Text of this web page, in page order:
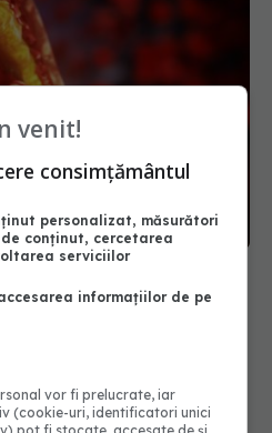
"bun", mai riscant
venit!
consimțământul
personalizat, măsurători
conținut, cercetarea
serviciilor
informațiilor de pe
vor fi prelucrate, iar
(cookie-uri, identificatori unici